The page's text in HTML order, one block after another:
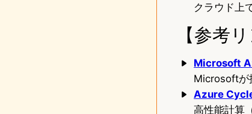
クラウド上
【参考
Microsoft
Microsoftが
Azure
高性能計算